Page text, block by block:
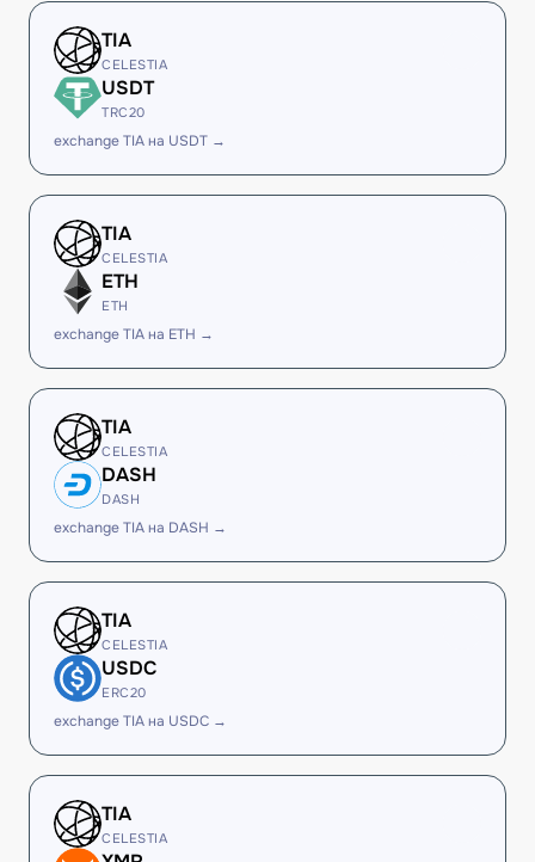
TIA
CELESTIA
USDT
TRC20
exchange TIA на USDT →
TIA
CELESTIA
ETH
ETH
exchange TIA на ETH →
TIA
CELESTIA
DASH
DASH
exchange TIA на DASH →
TIA
CELESTIA
USDC
ERC20
exchange TIA на USDC →
TIA
CELESTIA